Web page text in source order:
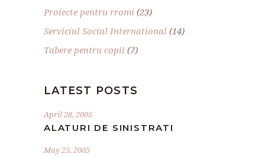
Proiecte pentru rromi (23)
Serviciul Social International (14)
Tabere pentru copii (7)
LATEST POSTS
April 28, 2005
ALATURI DE SINISTRATI
May 25, 2005